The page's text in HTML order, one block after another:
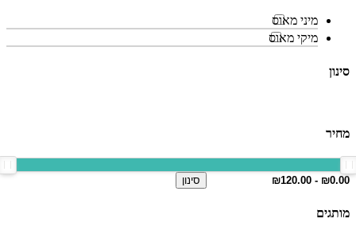
מיני מאוס
מיקי מאוס
סינון
מחיר
סינון
מותגים